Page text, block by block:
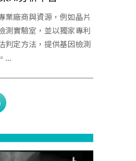
業廠商與資源，例如晶片
測實驗室，並以獨家專利
判定方法，提供基因檢測
...